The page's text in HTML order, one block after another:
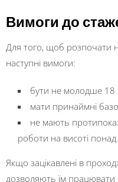
Вимоги до
Для того, щоб розпочати
наступні вимоги:
бути не молодше 18
мати принаймні
не мають
роботи на висоті
Якщо зацікавлені в
дозволяють їм працювати